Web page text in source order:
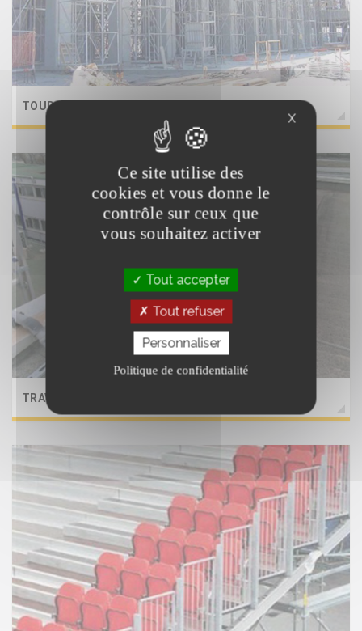
TOURS D'ÉTAIEMENT
TRAVAUX EN HAUTEUR
X
Ce site utilise des
cookies et vous donne le
contrôle sur ceux que
vous souhaitez activer
Tout accepter
Tout refuser
Personnaliser
Politique de confidentialité